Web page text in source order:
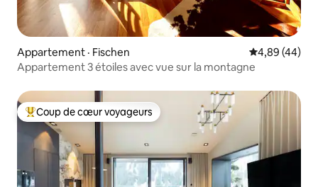
Appartement · Fischen Note
4,89 (44)
Appartement 3 étoiles avec vue sur la montagne
Coup de cœur voyageurs parmi les plus aimés
Coup de cœur voyageurs